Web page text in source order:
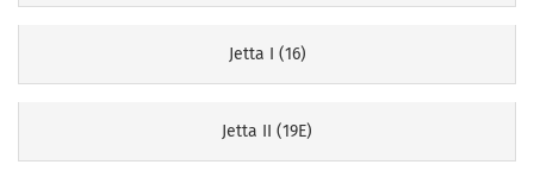
Jetta I (16)
Jetta II (19E)